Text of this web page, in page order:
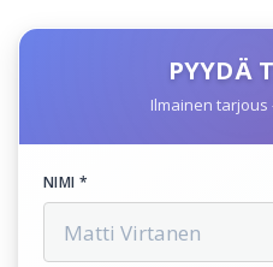
PYYDÄ
Ilmainen tarjous
NIMI *